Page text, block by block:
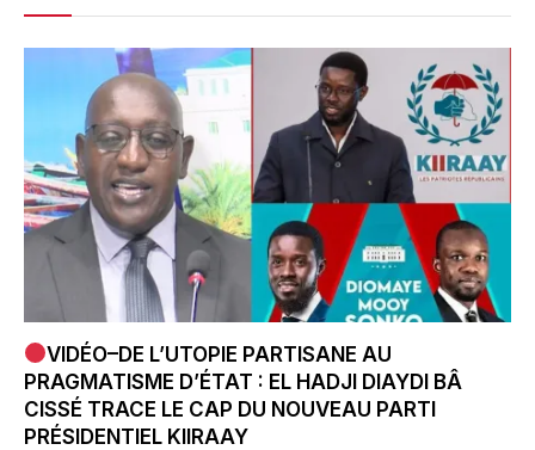
VIDÉO–DE L’UTOPIE PARTISANE AU
PRAGMATISME D’ÉTAT : EL HADJI DIAYDI BÂ
CISSÉ TRACE LE CAP DU NOUVEAU PARTI
PRÉSIDENTIEL KIIRAAY